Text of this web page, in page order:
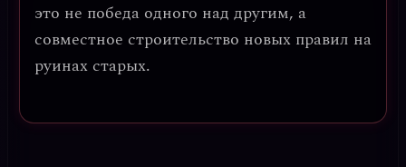
это не победа одного над другим, а
совместное строительство новых правил на
руинах старых.